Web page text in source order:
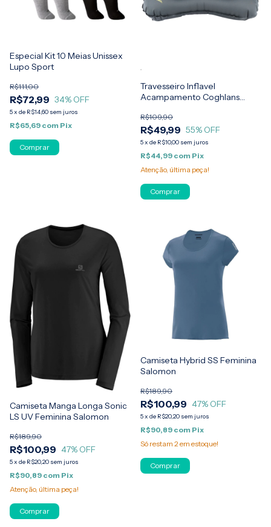
Especial Kit 10 Meias Unissex
Lupo Sport
R$72,99
R$111,00
34% OFF
5x de R$14,60 sem juros
R$65,69 com Pix
Comprar
Travesseiro Inflavel
Acampamento Coghlans
R$49,99
R$109,90
55% OFF
5x de R$10,00 sem juros
R$44,99 com Pix
Atenção, última peça!
Camiseta Manga Longa Sonic
LS UV Feminina Salomon
R$100,99
R$189,90
47% OFF
5x de R$20,20 sem juros
R$90,89 com Pix
Atenção, última peça!
Comprar
Camiseta Hybrid SS Feminina
Salomon
R$100,99
R$189,90
47% OFF
5x de R$20,20 sem juros
R$90,89 com Pix
Só restam 2em estoque!
Comprar